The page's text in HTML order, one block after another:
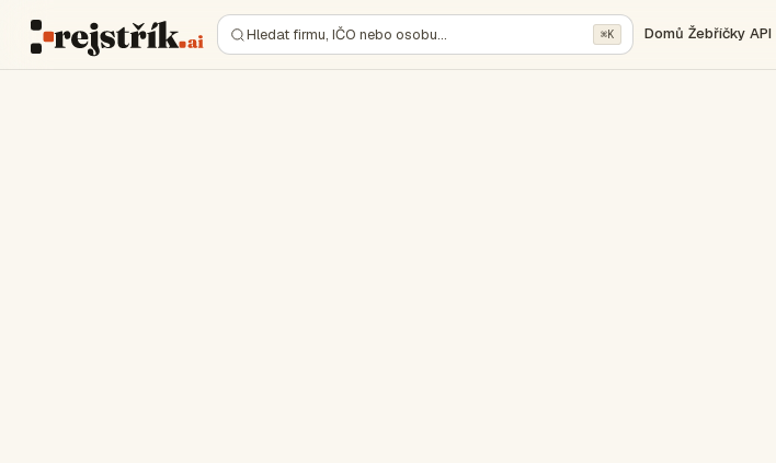
Hledat firmu, IČO nebo osobu… ⌘K Domů Žebříčky API